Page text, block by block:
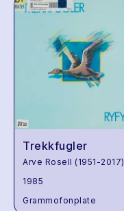
Trekkfugler
Arve Rosell (1951-2017)
1985
Grammofonplate